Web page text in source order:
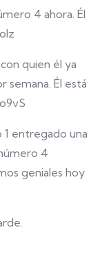
4 ahora. Él
quien él ya
semana. Él está
entregado una
4
geniales hoy